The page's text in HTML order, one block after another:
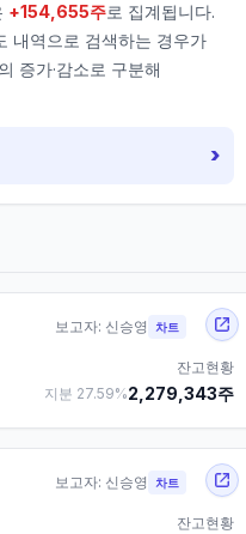
+154,655주로 집계됩니다.
내역으로 검색하는 경우가
증가·감소로 구분해
›
보고자: 신승영 차트
잔고현황
지분 27.59%2,279,343주
보고자: 신승영 차트
잔고현황